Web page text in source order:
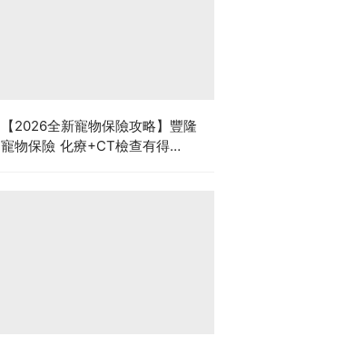
【2026全新寵物保險攻略】豐隆
寵物保險 化療+CT檢查有得